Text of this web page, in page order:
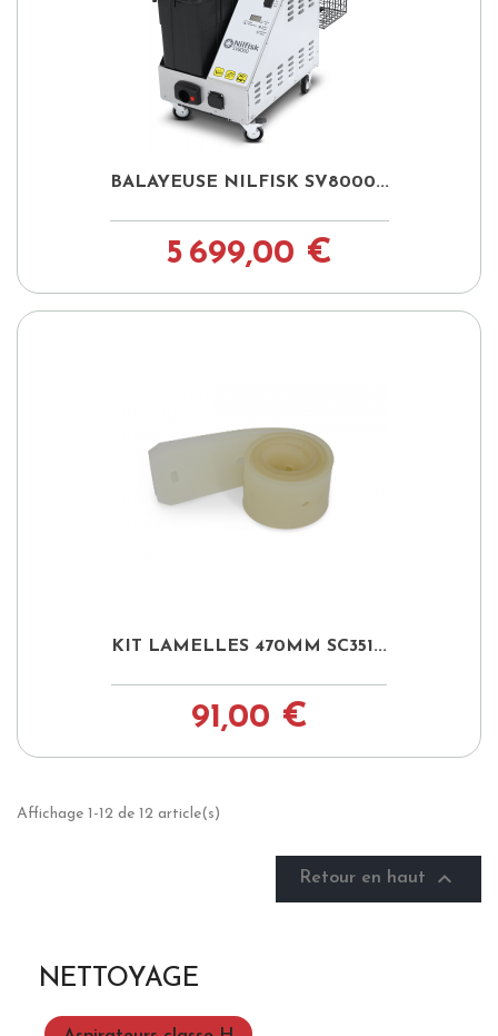
NETTOYAGE
BALAYEUSE NILFISK SV8000...
5 699,00 €
KIT LAMELLES 470MM SC351...
91,00 €
Affichage 1-12 de 12 article(s)
Retour en haut 